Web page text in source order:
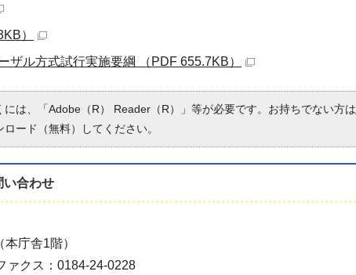
）
ザル方式試行実施要綱 （PDF 655.7KB）
には、「Adobe（R） Reader（R）」等が必要です。お持ちでない方は
ード（無料）してください。
い合わせ
庁舎1階）
クス：0184-24-0228